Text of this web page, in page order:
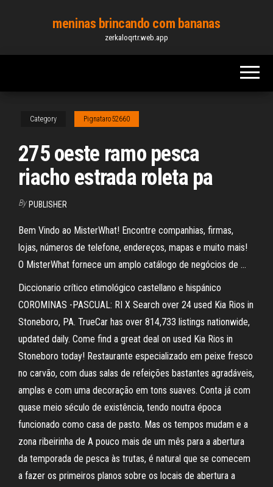
content
meninas brincando com bananas
zerkaloqrtr.web.app
Category Pignataro52660
275 oeste ramo pesca
riacho estrada roleta pa
By PUBLISHER
Bem Vindo ao MisterWhat! Encontre companhias, firmas,
lojas, números de telefone, endereços, mapas e muito mais!
O MisterWhat fornece um amplo catálogo de negócios de …
Diccionario crítico etimológico castellano e hispánico
COROMINAS -PASCUAL: RI X Search over 24 used Kia Rios in
Stoneboro, PA. TrueCar has over 814,733 listings nationwide,
updated daily. Come find a great deal on used Kia Rios in
Stoneboro today! Restaurante especializado em peixe fresco
no carvão, com duas salas de refeições bastantes agradáveis,
amplas e com uma decoração em tons suaves. Conta já com
quase meio século de existência, tendo noutra época
funcionado como casa de pasto. Mas os tempos mudam e a
zona ribeirinha de A pouco mais de um mês para a abertura
da temporada de pesca às trutas, é natural que se comecem
a fazer os primeiros planos sobre os locais de abertura a